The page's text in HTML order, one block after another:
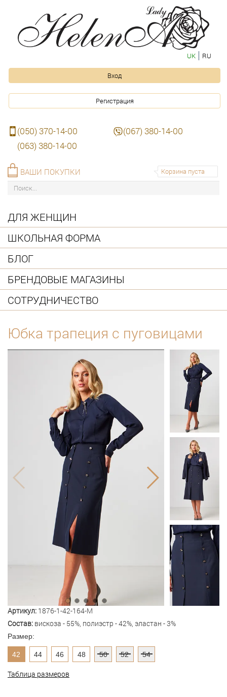
UK RU
Вход
Регистрация
(050) 370-14-00
(067) 380-14-00
(063) 380-14-00
Корзина пуста
ВАШИ ПОКУПКИ
ДЛЯ ЖЕНЩИН
ШКОЛЬНАЯ ФОРМА
БЛОГ
БРЕНДОВЫЕ МАГАЗИНЫ
СОТРУДНИЧЕСТВО
Юбка трапеция с пуговицами
Артикул: 1876-1-42-164-M
Состав: вискоза - 55%, полиэстр - 42%, эластан - 3%
Размер:
42 44 46 48 50 52 54
Таблица размеров